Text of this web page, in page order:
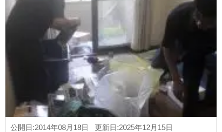
公開日:2014年08月18日 更新日:2025年12月15日